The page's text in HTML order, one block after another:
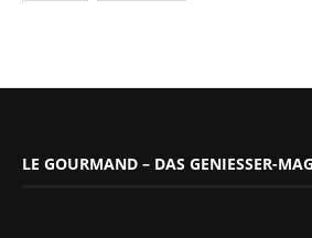
LE GOURMAND – DAS GENIESSER-